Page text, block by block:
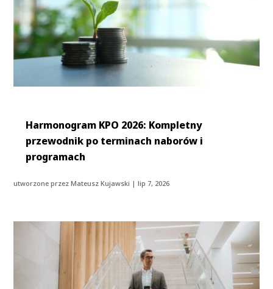
Harmonogram KPO 2026: Kompletny
przewodnik po terminach naborów i
programach
utworzone przezMateusz Kujawski |lip 7, 2026